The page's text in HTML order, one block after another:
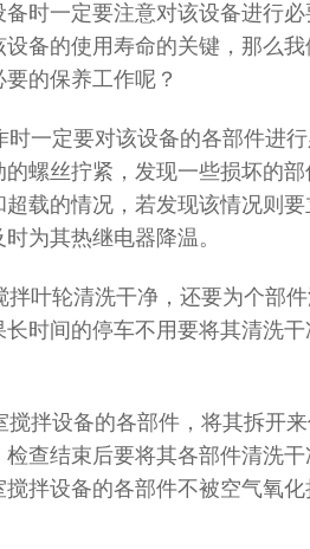
时一定要注意对该设备进行
备的使用寿命的关键，那么
的保养工作呢？
一定要对该设备的各部件进
螺丝拧紧，发现一些损坏的
载的情况，若发现该情况则
为其热继电器降温。
叶轮清洗干净，还要为个部
时间的停车不用要将其清洗
拌设备的各部件，将其拆开来
查结束后要将其各部件清洗
拌设备的各部件不被空气氧化